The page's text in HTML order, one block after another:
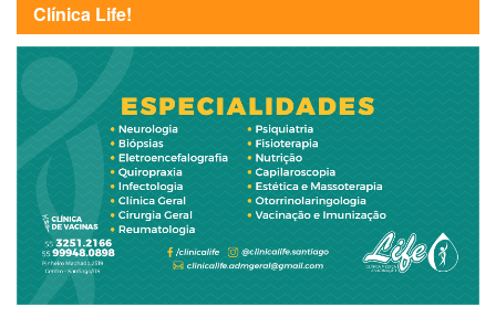
Clínica Life!